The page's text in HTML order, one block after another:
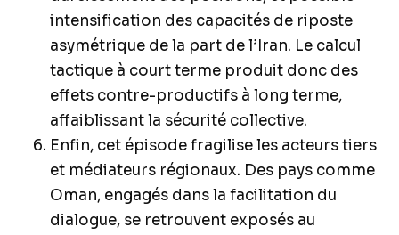
intensification des capacités de riposte
asymétrique de la part de l’Iran. Le calcul
tactique à court terme produit donc des
effets contre-productifs à long terme,
affaiblissant la sécurité collective.
Enfin, cet épisode fragilise les acteurs tiers
et médiateurs régionaux. Des pays comme
Oman, engagés dans la facilitation du
dialogue, se retrouvent exposés au